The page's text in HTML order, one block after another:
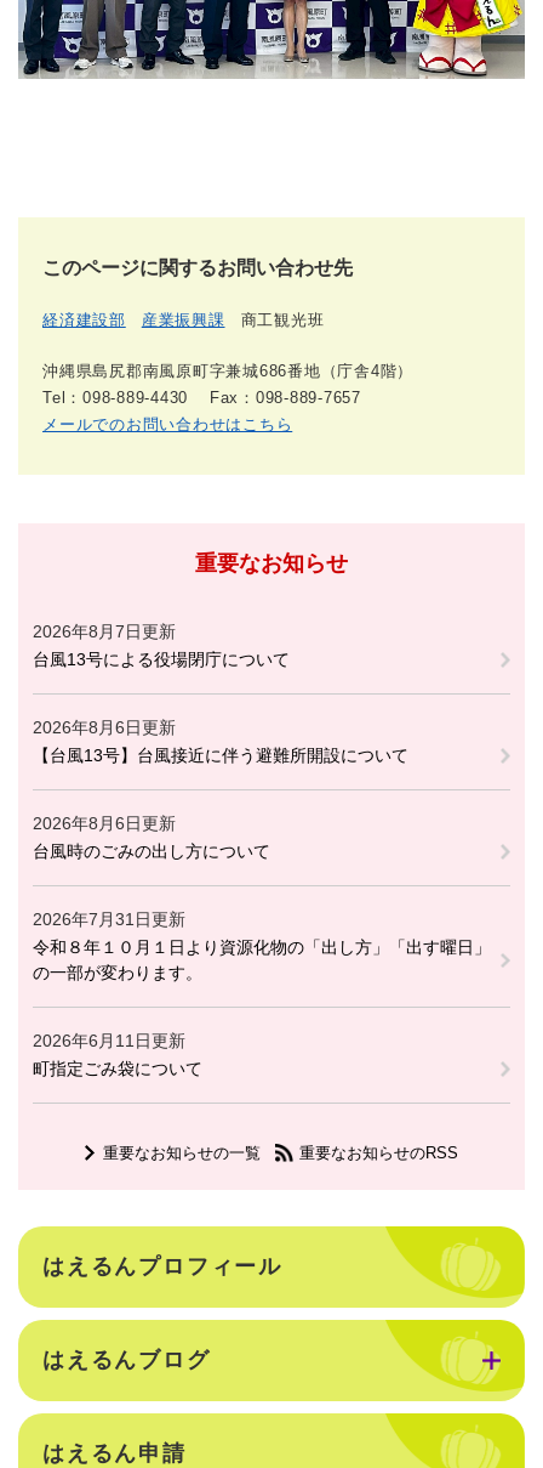
このページに関するお問い合わせ先
経済建設部 産業振興課 商工観光班
沖縄県島尻郡南風原町字兼城686番地（庁舎4階）
Tel：098-889-4430
Fax：098-889-7657
メールでのお問い合わせはこちら
重要なお知らせ
2026年8月7日更新
台風13号による役場閉庁について
2026年8月6日更新
【台風13号】台風接近に伴う避難所開設について
2026年8月6日更新
台風時のごみの出し方について
2026年7月31日更新
令和８年１０月１日より資源化物の「出し方」「出す曜日」
の一部が変わります。
2026年6月11日更新
町指定ごみ袋について
重要なお知らせの一覧 重要なお知らせのRSS
はえるんプロフィール
はえるんブログ
はえるん申請